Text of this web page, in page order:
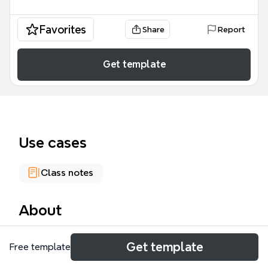
Favorites Share Report
Get template
Use cases
Class notes
About
Hedabideak gizartearen eratzaile mind map-ak
hedabideen eginkizun soziala aztertzen du, 28
Free template Get template